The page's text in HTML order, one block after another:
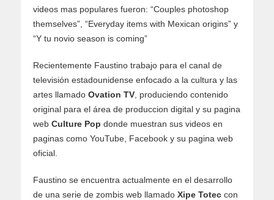
videos mas populares fueron: “Couples photoshop
themselves”, “Everyday items with Mexican origins” y
“Y tu novio season is coming”
Recientemente Faustino trabajo para el canal de
televisión estadounidense enfocado a la cultura y las
artes llamado Ovation TV , produciendo contenido
original para el área de produccion digital y su pagina
web Culture Pop donde muestran sus videos en
paginas como YouTube, Facebook y su pagina web
oficial.
Faustino se encuentra actualmente en el desarrollo
de una serie de zombis web llamado Xipe Totec con